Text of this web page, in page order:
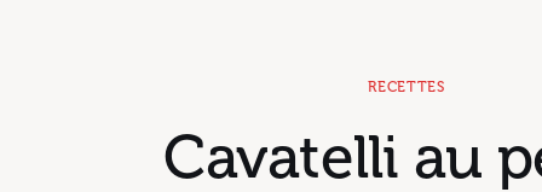
RECETTES
Cavatelli au